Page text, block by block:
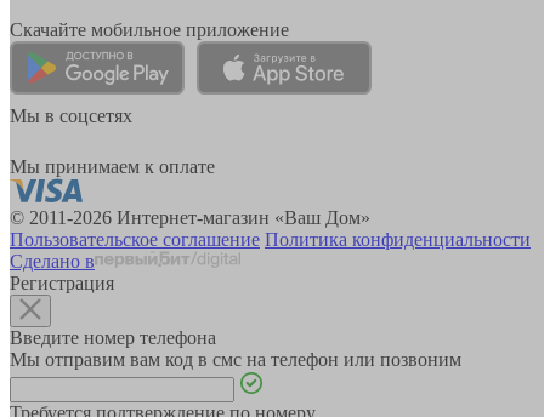
Скачайте мобильное приложение
Мы в соцсетях
Мы принимаем к оплате
© 2011-2026 Интернет-магазин «Ваш Дом»
Пользовательское соглашение Политика конфиденциальности
Сделано в
Регистрация
Введите номер телефона
Мы отправим вам код в смс на телефон или позвоним